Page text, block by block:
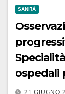
SANITÀ
Osservazioni
ospedali
21 GIUGNO